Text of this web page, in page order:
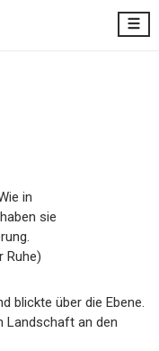
in
sie
Ruhe)
blickte über die Ebene.
Landschaft an den